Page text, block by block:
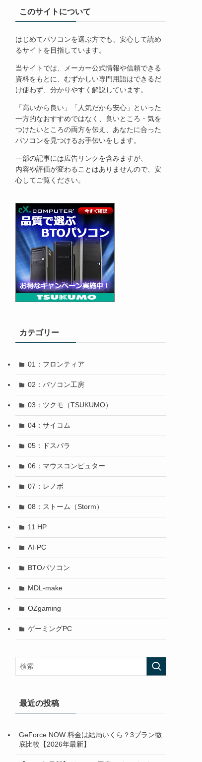
このサイトについて
はじめてパソコンを選ぶ方でも、安心して読め
るサイトを目指しています。
当サイトでは、メーカー公式情報や信頼できる
資料をもとに、むずかしい専門用語はできるだ
け使わず、分かりやすく解説しています。
「高いから良い」「人気だから安心」といった
一方的なおすすめではなく、良いところ・気を
つけたいところの両方を伝え、あなたに合った
パソコンを見つけるお手伝いをします。
一部の記事には広告リンクを含みますが、
内容や評価が変わることはありませんので、安
心してご覧ください。
カテゴリー
01：フロンティア
02：パソコン工房
03：ツクモ（TSUKUMO）
04：サイコム
05：ドスパラ
06：マウスコンピュター
07：レノボ
08：ストーム（Storm）
11 HP
AI-PC
BTOパソコン
MDL-make
OZgaming
ゲーミングPC
最近の投稿
GeForce NOW 料金は結局いくら？3プラン徹
底比較【2026年最新】